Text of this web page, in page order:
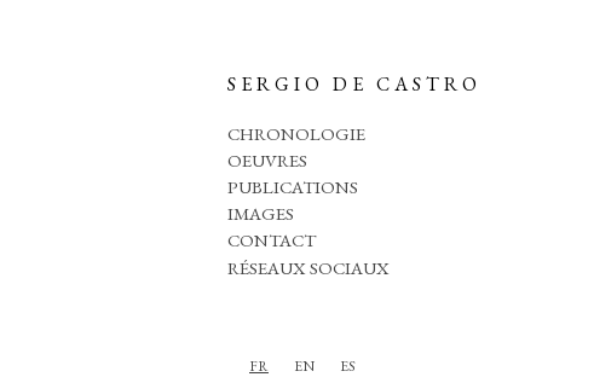
SERGIO DE CASTRO
CHRONOLOGIE
OEUVRES
PUBLICATIONS
IMAGES
CONTACT
RÉSEAUX SOCIAUX
FR EN ES